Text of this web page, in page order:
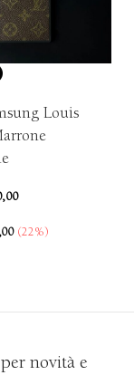
Louis
(22%)
novità e